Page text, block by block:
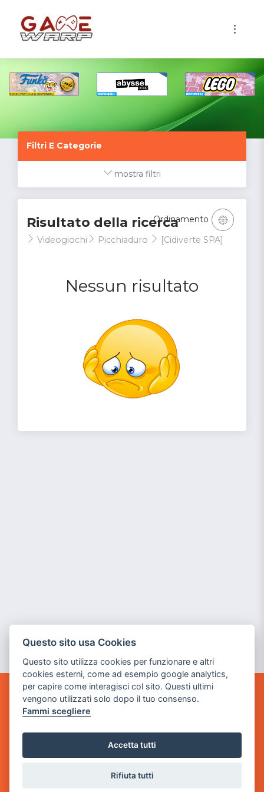
Filtri E Categorie
mostra filtri
Risultato della ricerca
Videogiochi Picchiaduro [Cidiverte SPA]
Nessun risultato
Ordinamento
GAME WARP
BY POWER GAME SRL
via Villaggio dei Platani, 3
Questo sito usa Cookies
Questo sito utilizza cookies per funzionare e altri
cookies esterni, come ad esempio google analytics,
per capire come interagisci col sito. Questi ultimi
vengono utilizzati solo dopo il tuo consenso.
Fammi scegliere
Accetta tutti
Rifiuta tutti